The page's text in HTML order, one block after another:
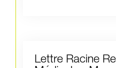
Lettre Racine